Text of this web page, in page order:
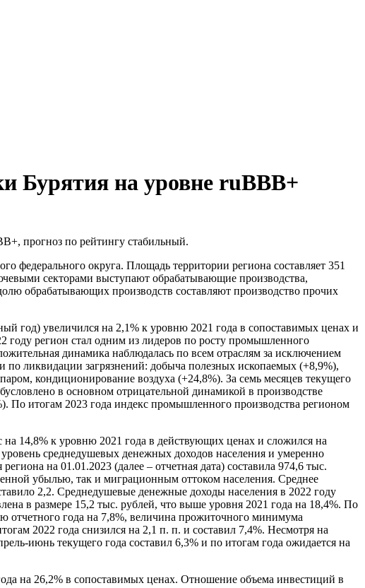
Бурятия на уровне ruBBB+
прогноз по рейтингу стабильный.
федерального округа. Площадь территории региона составляет 351
секторами выступают обрабатывающие производства,
обрабатывающих производств составляют производство прочих
год) увеличился на 2,1% к уровню 2021 года в сопоставимых ценах и
году регион стал одним из лидеров по росту промышленного
динамика наблюдалась по всем отраслям за исключением
по ликвидации загрязнений: добыча полезных ископаемых (+8,9%),
кондиционирование воздуха (+24,8%). За семь месяцев текущего
в основном отрицательной динамикой в производстве
По итогам 2023 года индекс промышленного производства регионом
14,8% к уровню 2021 года в действующих ценах и сложился на
среднедушевых денежных доходов населения и умеренно
на 01.01.2023 (далее – отчетная дата) составила 974,6 тыс.
убылью, так и миграционным оттоком населения. Среднее
2,2. Среднедушевые денежные доходы населения в 2022 году
в размере 15,2 тыс. рублей, что выше уровня 2021 года на 18,4%. По
отчетного года на 7,8%, величина прожиточного минимума
2022 года снизился на 2,1 п. п. и составил 7,4%. Несмотря на
июнь текущего года составил 6,3% и по итогам года ожидается на
на 26,2% в сопоставимых ценах. Отношение объема инвестиций в